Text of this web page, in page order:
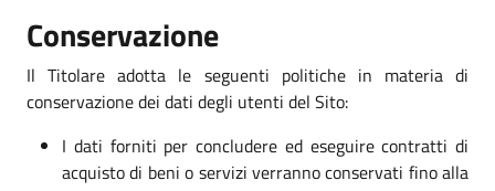
Conservazione
Il Titolare adotta le seguenti politiche in materia di
conservazione dei dati degli utenti del Sito:
I dati forniti per concludere ed eseguire contratti di
acquisto di beni o servizi verranno conservati fino alla